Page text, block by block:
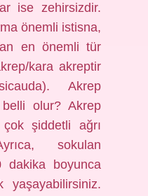
ise zehirsizdir.
önemli istisna,
en önemli tür
kara akreptir
Akrep
olur? Akrep
şiddetli ağrı
sokulan
boyunca
yaşayabilirsiniz.